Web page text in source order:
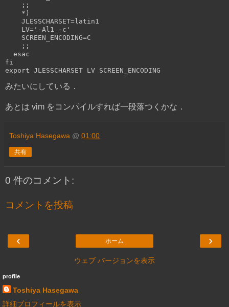
    ;;
    *)
    JLESSCHARSET=latin1
    LV='-Al1 -c'
    SCREEN_ENCODING=C
    ;;
  esac
fi
みたいにしている．
あとは vim をコンパイルすれば一段落つくかな．
Toshiya Hasegawa @ 01:00
共有
0 件のコメント:
コメントを投稿
‹ ›
ホーム
ウェブ バージョンを表示
profile
Toshiya Hasegawa
詳細プロフィールを表示